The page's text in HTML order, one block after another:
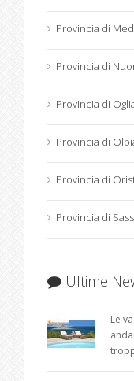
Provincia di
Provincia di
Provincia di
Provincia di
Provincia di
Provincia di
Ultime
Le